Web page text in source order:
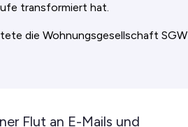
transformiert hat.
die Wohnungsgesellschaft SGW
Flut an E-Mails und